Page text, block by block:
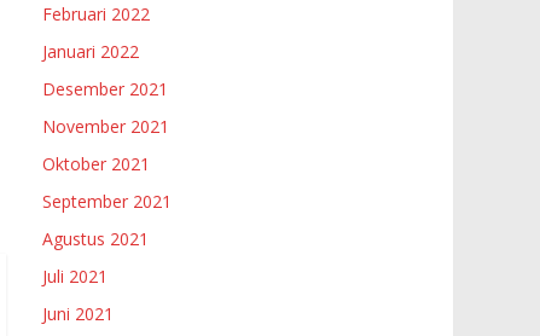
Februari 2022
Januari 2022
Desember 2021
November 2021
Oktober 2021
September 2021
Agustus 2021
Juli 2021
Juni 2021